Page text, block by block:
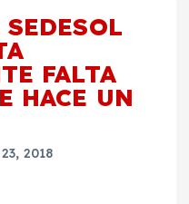
FALTA
HACE UN
2018